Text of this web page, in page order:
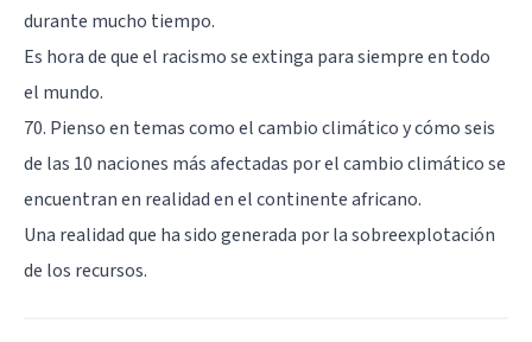
durante mucho tiempo.
Es hora de que el racismo se extinga para siempre en todo
el mundo.
70. Pienso en temas como el cambio climático y cómo seis
de las 10 naciones más afectadas por el cambio climático se
encuentran en realidad en el continente africano.
Una realidad que ha sido generada por la sobreexplotación
de los recursos.